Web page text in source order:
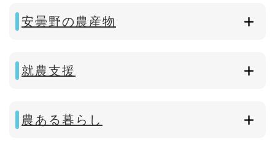
安曇野の農産物
就農支援
農ある暮らし